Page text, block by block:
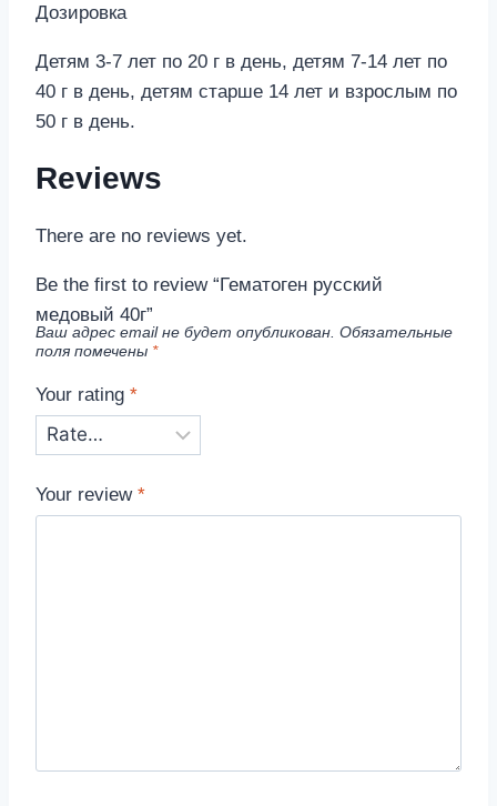
Дозировка
Детям 3-7 лет по 20 г в день, детям 7-14 лет по
40 г в день, детям старше 14 лет и взрослым по
50 г в день.
Reviews
There are no reviews yet.
Be the first to review “Гематоген русский
медовый 40г”
Ваш адрес email не будет опубликован. Обязательные
поля помечены *
Your rating *
Your review *